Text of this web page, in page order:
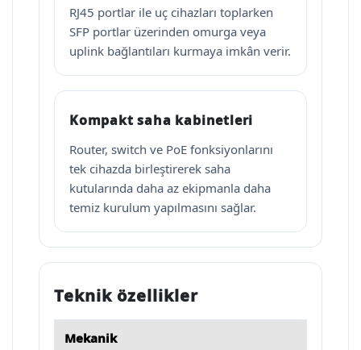
RJ45 portlar ile uç cihazları toplarken
SFP portlar üzerinden omurga veya
uplink bağlantıları kurmaya imkân verir.
Kompakt saha kabinetleri
Router, switch ve PoE fonksiyonlarını
tek cihazda birleştirerek saha
kutularında daha az ekipmanla daha
temiz kurulum yapılmasını sağlar.
Teknik özellikler
Mekanik